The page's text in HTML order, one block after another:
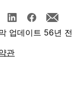
업데이트 56년 전
관